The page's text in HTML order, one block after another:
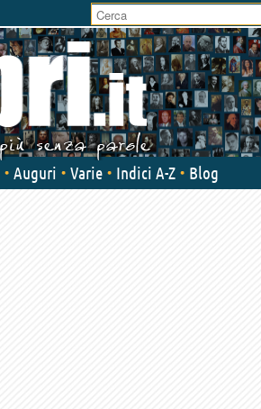
Auguri Varie Indici A-Z Blog